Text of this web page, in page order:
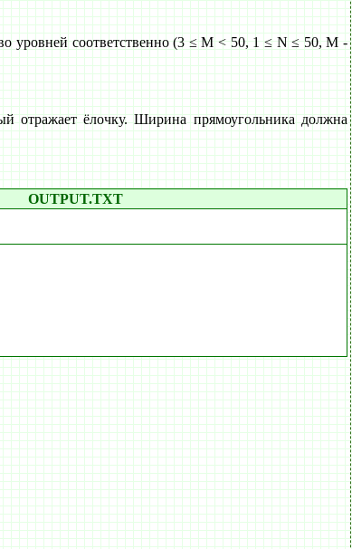
уровней соответственно (3 ≤ M < 50, 1 ≤ N ≤ 50, M -
отражает ёлочку. Ширина прямоугольника должна
OUTPUT.TXT